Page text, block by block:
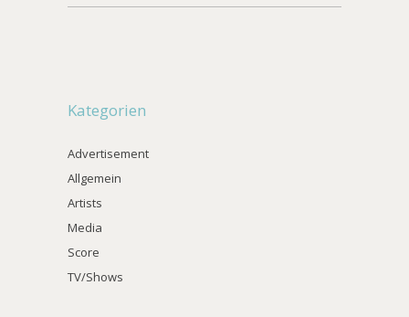
Kategorien
Advertisement
Allgemein
Artists
Media
Score
TV/Shows